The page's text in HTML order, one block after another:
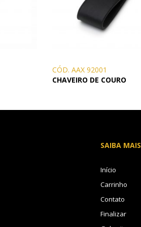
CÓD. AAX 92001
CHAVEIRO DE COURO
SAIBA MAIS
Início
Carrinho
Contato
Finalizar